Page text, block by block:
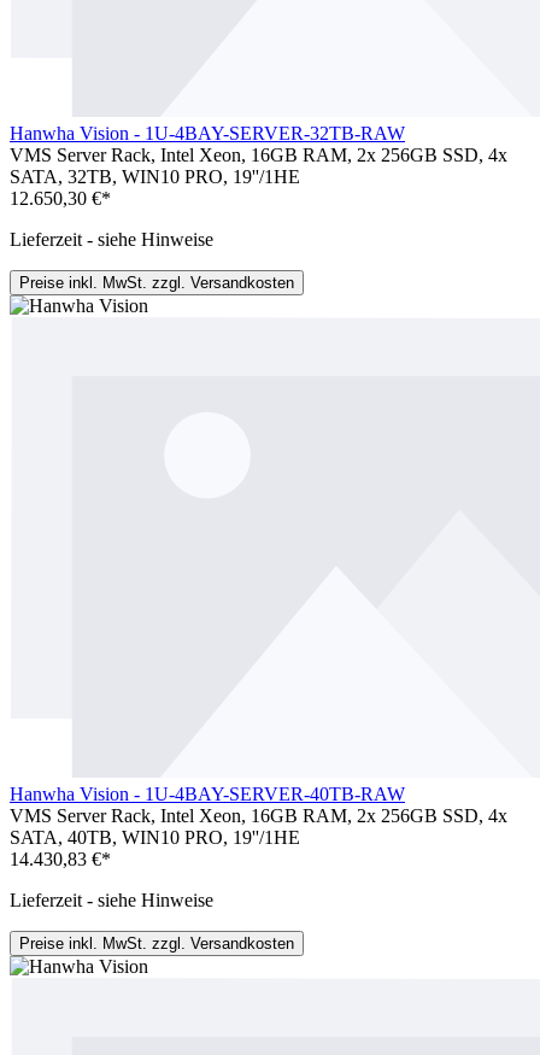
Hanwha Vision - 1U-4BAY-SERVER-32TB-RAW
VMS Server Rack, Intel Xeon, 16GB RAM, 2x 256GB SSD, 4x
SATA, 32TB, WIN10 PRO, 19''/1HE
12.650,30 €*
Lieferzeit - siehe Hinweise
Preise inkl. MwSt. zzgl. Versandkosten
Hanwha Vision - 1U-4BAY-SERVER-40TB-RAW
VMS Server Rack, Intel Xeon, 16GB RAM, 2x 256GB SSD, 4x
SATA, 40TB, WIN10 PRO, 19''/1HE
14.430,83 €*
Lieferzeit - siehe Hinweise
Preise inkl. MwSt. zzgl. Versandkosten